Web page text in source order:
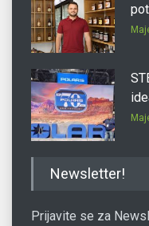
Newsletter!
Prijavite se za